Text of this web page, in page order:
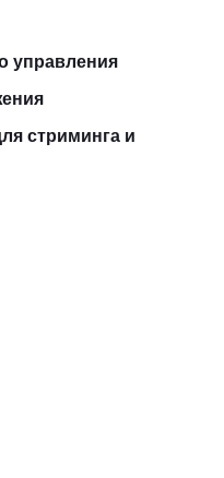
управления
стриминга и